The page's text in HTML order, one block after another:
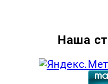
Наша